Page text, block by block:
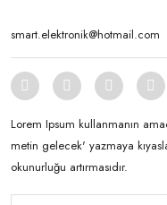
Lorem Ipsum kullanmanın
metin gelecek' yazmaya
okunurluğu artırmasıdır.